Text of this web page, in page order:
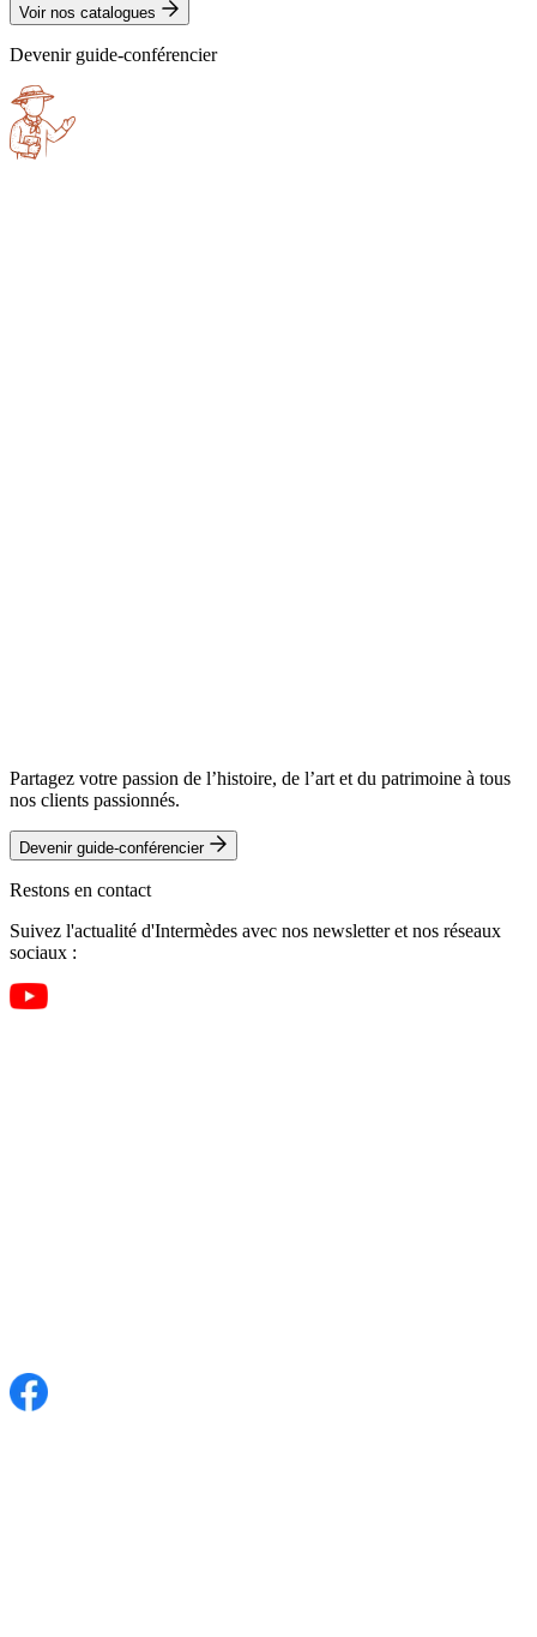
Voir nos catalogues
Devenir guide-conférencier
Partagez votre passion de l’histoire, de l’art et du patrimoine à tous
nos clients passionnés.
Devenir guide-conférencier
Restons en contact
Suivez l'actualité d'Intermèdes avec nos newsletter et nos réseaux
sociaux :